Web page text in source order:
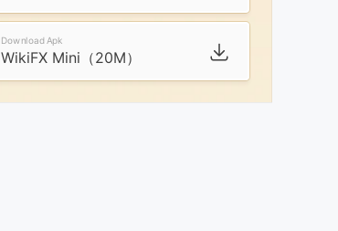
Download Apk
WikiFX Mini（20M）